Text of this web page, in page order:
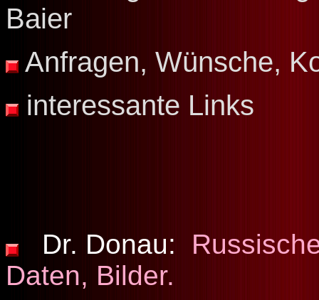
Baier
Anfragen, Wünsche,
interessante Links
Dr. Donau:
Daten, Bilder.